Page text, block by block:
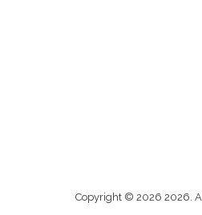
Copyright © 2026 2026.